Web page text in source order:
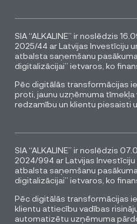
SIA “ALKALINE” ir noslēdzis
2025/44 ar Latvijas Investīciju
atbalsta saņemšanu
digitalizācijai” ietvaros, ko
Pēc digitālās transformācijas
proti, jaunu uzņēmuma
redzamību un klientu piesaisti
SIA “ALKALINE” ir noslēdzis
2024/994 ar Latvijas
atbalsta saņemšanu
digitalizācijai” ietvaros, ko
Pēc digitālās transformācijas
klientu attiecību vadības
automatizētu uzņēmuma